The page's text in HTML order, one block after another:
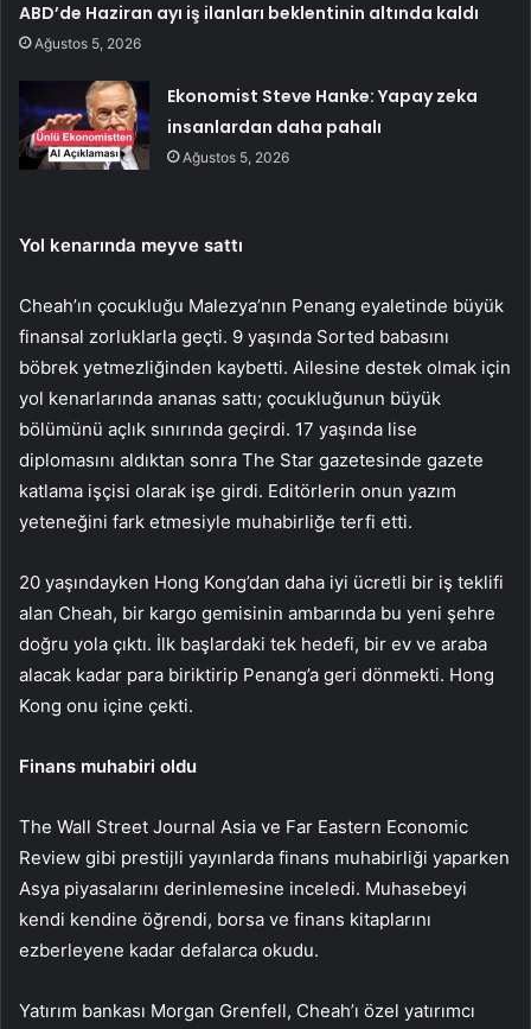
ABD’de Haziran ayı iş ilanları beklentinin altında kaldı
Ağustos 5, 2026
Ekonomist Steve Hanke: Yapay zeka
insanlardan daha pahalı
Ağustos 5, 2026
Yol kenarında meyve sattı
Cheah’ın çocukluğu Malezya’nın Penang eyaletinde büyük
finansal zorluklarla geçti. 9 yaşında Sorted babasını
böbrek yetmezliğinden kaybetti. Ailesine destek olmak için
yol kenarlarında ananas sattı; çocukluğunun büyük
bölümünü açlık sınırında geçirdi. 17 yaşında lise
diplomasını aldıktan sonra The Star gazetesinde gazete
katlama işçisi olarak işe girdi. Editörlerin onun yazım
yeteneğini fark etmesiyle muhabirliğe terfi etti.
20 yaşındayken Hong Kong’dan daha iyi ücretli bir iş teklifi
alan Cheah, bir kargo gemisinin ambarında bu yeni şehre
doğru yola çıktı. İlk başlardaki tek hedefi, bir ev ve araba
alacak kadar para biriktirip Penang’a geri dönmekti. Hong
Kong onu içine çekti.
Finans muhabiri oldu
The Wall Street Journal Asia ve Far Eastern Economic
Review gibi prestijli yayınlarda finans muhabirliği yaparken
Asya piyasalarını derinlemesine inceledi. Muhasebeyi
kendi kendine öğrendi, borsa ve finans kitaplarını
ezberleyene kadar defalarca okudu.
Yatırım bankası Morgan Grenfell, Cheah’ı özel yatırımcı